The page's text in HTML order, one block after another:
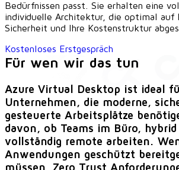
Bedürfnissen passt. Sie erhalten eine
individuelle Architektur, die optimal auf
Sicherheit und Ihre Kostenstruktur
Kostenloses Erstgespräch
Für wen wir das tun
Azure Virtual Desktop ist ideal
Unternehmen, die moderne,
gesteuerte Arbeitsplätze
davon, ob Teams im Büro, hybrid
vollständig remote arbeiten.
Anwendungen geschützt